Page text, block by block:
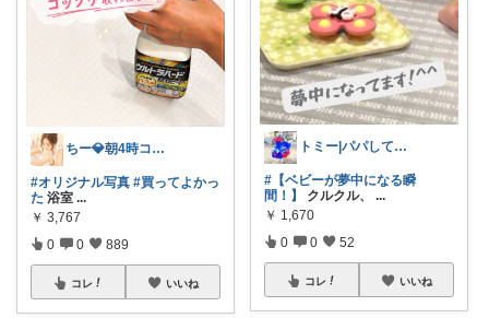
ちー💎朝4時コレ継続中🏠💞
#オリジナル写真 #買ってよかっ
た 浴室 ...
￥ 3,767
0 0 889
コレ いいね
トミー|パパしてます^^
#【ベビーが夢中になる瞬
間！】
クルクル、
...
￥ 1,670
0 0 52
コレ いいね